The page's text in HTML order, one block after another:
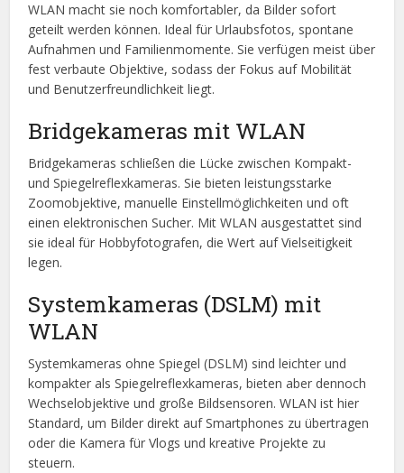
WLAN macht sie noch komfortabler, da Bilder sofort
geteilt werden können. Ideal für Urlaubsfotos, spontane
Aufnahmen und Familienmomente. Sie verfügen meist über
fest verbaute Objektive, sodass der Fokus auf Mobilität
und Benutzerfreundlichkeit liegt.
Bridgekameras mit WLAN
Bridgekameras schließen die Lücke zwischen Kompakt-
und Spiegelreflexkameras. Sie bieten leistungsstarke
Zoomobjektive, manuelle Einstellmöglichkeiten und oft
einen elektronischen Sucher. Mit WLAN ausgestattet sind
sie ideal für Hobbyfotografen, die Wert auf Vielseitigkeit
legen.
Systemkameras (DSLM) mit
WLAN
Systemkameras ohne Spiegel (DSLM) sind leichter und
kompakter als Spiegelreflexkameras, bieten aber dennoch
Wechselobjektive und große Bildsensoren. WLAN ist hier
Standard, um Bilder direkt auf Smartphones zu übertragen
oder die Kamera für Vlogs und kreative Projekte zu
steuern.